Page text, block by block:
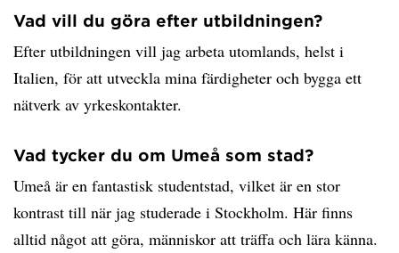
Vad vill du göra efter utbildningen?
Efter utbildningen vill jag arbeta utomlands, helst i
Italien, för att utveckla mina färdigheter och bygga ett
nätverk av yrkeskontakter.
Vad tycker du om Umeå som stad?
Umeå är en fantastisk studentstad, vilket är en stor
kontrast till när jag studerade i Stockholm. Här finns
alltid något att göra, människor att träffa och lära känna.